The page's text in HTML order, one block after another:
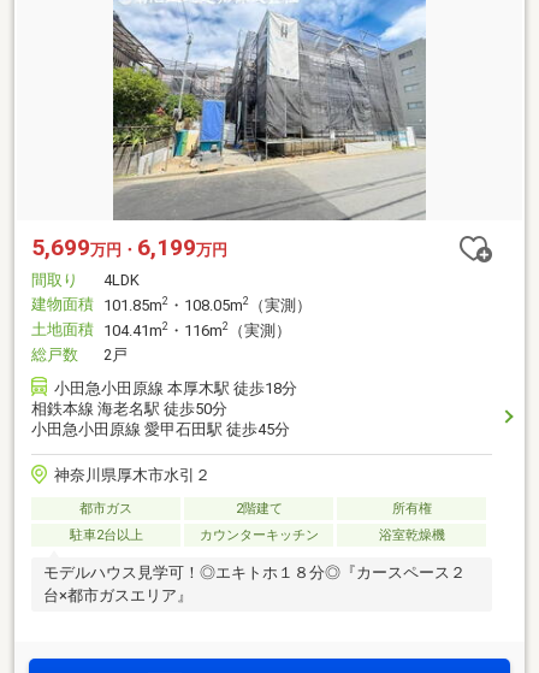
5,699万円・ 6,199万円
間取り
4LDK
建物面積 101.85m2 ・108.05m2
（実測）
土地面積 104.41m2 ・116m2
（実測）
総戸数
2戸
小田急小田原線 本厚木駅 徒歩18分
相鉄本線 海老名駅 徒歩50分
小田急小田原線 愛甲石田駅 徒歩45分
神奈川県厚木市水引２
都市ガス 2階建て
所有権
駐車2台以上
カウンターキッチン 浴室乾燥機
モデルハウス見学可！◎エキトホ１８分◎『カースペース２
台×都市ガスエリア』